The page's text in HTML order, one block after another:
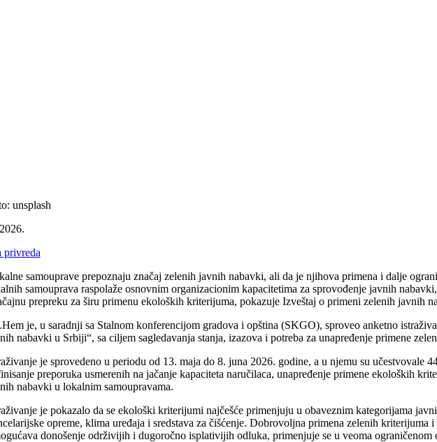
unsplash
privreda
samouprave prepoznaju značaj zelenih javnih nabavki, ali da je njihova primena i dalje
samouprava raspolaže osnovnim organizacionim kapacitetima za sprovođenje javnih
prepreku za širu primenu ekoloških kriterijuma, pokazuje Izveštaj o primeni zelenih
je, u saradnji sa Stalnom konferencijom gradova i opština (SKGO), sproveo anketno
nabavki u Srbiji“, sa ciljem sagledavanja stanja, izazova i potreba za unapređenje primene
je sprovedeno u periodu od 13. maja do 8. juna 2026. godine, a u njemu su učestvovale
preporuka usmerenih na jačanje kapaciteta naručilaca, unapređenje primene ekoloških
nabavki u lokalnim samoupravama.
je pokazalo da se ekološki kriterijumi najčešće primenjuju u obaveznim kategorijama
opreme, klima uređaja i sredstava za čišćenje. Dobrovoljna primena zelenih
donošenje održivijih i dugoročno isplativijih odluka, primenjuje se u veoma ograničenom